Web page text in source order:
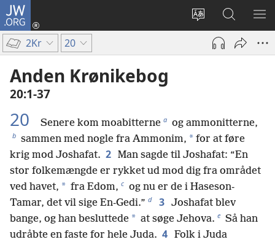
JW.ORG
Vælg
sprog
Log
på
(åbner
Søg
på
JW.ORG
VIS
2Kr 20
Anden Krønikebog
20:1-37
20 Senere kom moabitterne a og ammonitterne,
b sammen med nogle fra Ammonim, * for at føre
krig mod Joshafat. 2 Man sagde til Joshafat: “En
stor folkemængde er rykket ud mod dig fra området
ved havet, * fra Edom, c og nu er de i Haseson-
Tamar, det vil sige En-Gedi.” d 3 Joshafat blev
bange, og han besluttede * at søge Jehova. e Så han
udråbte en faste for hele Juda. 4 Folk i Juda